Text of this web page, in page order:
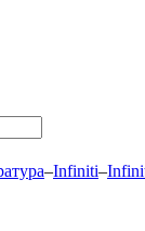
–Infiniti–